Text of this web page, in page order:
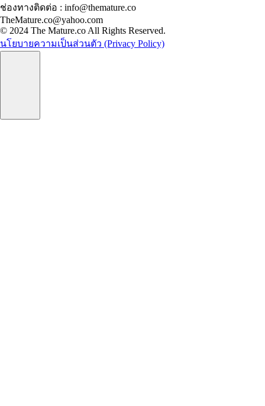
ช่องทางติดต่อ : info@themature.co
TheMature.co@yahoo.com
© 2024 The Mature.co All Rights Reserved.
นโยบายความเป็นส่วนตัว (Privacy Policy)